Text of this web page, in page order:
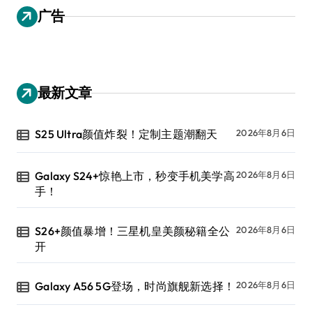
广告
最新文章
S25 Ultra颜值炸裂！定制主题潮翻天 2026年8月6日
Galaxy S24+惊艳上市，秒变手机美学高
手！
2026年8月6日
S26+颜值暴增！三星机皇美颜秘籍全公
开
2026年8月6日
Galaxy A56 5G登场，时尚旗舰新选择！ 2026年8月6日